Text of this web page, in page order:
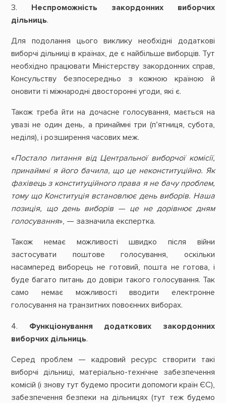
3. Неспроможність закордонних виборчих
дільниць.
Для подолання цього виклику необхідні додаткові
виборчі дільниці в країнах, де є найбільше виборців. Тут
необхідно працювати Міністерству закордонних справ,
Консульству безпосередньо з кожною країною й
оновити ті міжнародні двосторонні угоди, які є.
Також треба йти на дочасне голосування, мається на
увазі не один день, а принаймні три (п’ятниця, субота,
неділя), і розширення часових меж.
«Постало питання від Центральної виборчої комісії,
принаймні я його бачила, що це неконституційно. Як
фахівець з конституційного права я не бачу проблем,
тому що Конституція встановлює день виборів. Наша
позиція, що день виборів — це не дорівнює дням
голосування», — зазначила експертка.
Також немає можливості швидко після війни
застосувати поштове голосування, оскільки
насамперед виборець не готовий, пошта не готова, і
буде багато питань до довіри такого голосування. Так
само немає можливості вводити електронне
голосування на транзитних повоєнних виборах.
4. Функціонування додаткових закордонних
виборчих дільниць.
Серед проблем — кадровий ресурс створити такі
виборчі дільниці, матеріально-технічне забезпечення
комісій (і знову тут будемо просити допомоги країн ЄС),
забезпечення безпеки на дільницях (тут теж будемо